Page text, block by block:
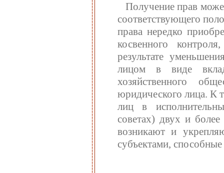
Получение прав
соответствующего
права нередко
косвенного
результате
лицом в виде
хозяйственного
юридического лица. К
лиц в
советах) двух и
возникают и
субъектами,